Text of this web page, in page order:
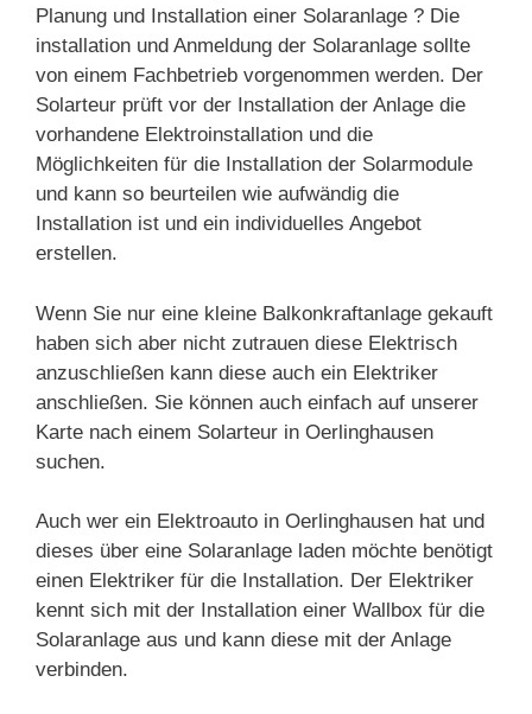
Planung und Installation einer Solaranlage ? Die
installation und Anmeldung der Solaranlage sollte
von einem Fachbetrieb vorgenommen werden. Der
Solarteur prüft vor der Installation der Anlage die
vorhandene Elektroinstallation und die
Möglichkeiten für die Installation der Solarmodule
und kann so beurteilen wie aufwändig die
Installation ist und ein individuelles Angebot
erstellen.
Wenn Sie nur eine kleine Balkonkraftanlage gekauft
haben sich aber nicht zutrauen diese Elektrisch
anzuschließen kann diese auch ein Elektriker
anschließen. Sie können auch einfach auf unserer
Karte nach einem Solarteur in Oerlinghausen
suchen.
Auch wer ein Elektroauto in Oerlinghausen hat und
dieses über eine Solaranlage laden möchte benötigt
einen Elektriker für die Installation. Der Elektriker
kennt sich mit der Installation einer Wallbox für die
Solaranlage aus und kann diese mit der Anlage
verbinden.